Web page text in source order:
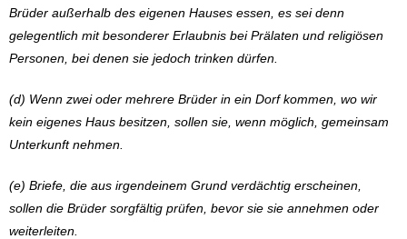
Brüder außerhalb des eigenen Hauses essen, es sei denn
gelegentlich mit besonderer Erlaubnis bei Prälaten und religiösen
Personen, bei denen sie jedoch trinken dürfen.
(d) Wenn zwei oder mehrere Brüder in ein Dorf kommen, wo wir
kein eigenes Haus besitzen, sollen sie, wenn möglich, gemeinsam
Unterkunft nehmen.
(e) Briefe, die aus irgendeinem Grund verdächtig erscheinen,
sollen die Brüder sorgfältig prüfen, bevor sie sie annehmen oder
weiterleiten.